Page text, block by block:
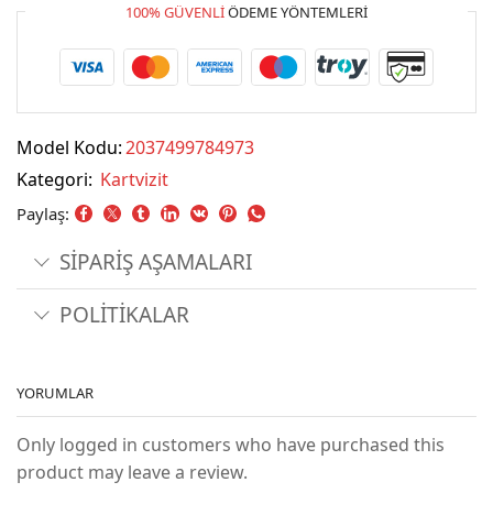
100% GÜVENLIÖDEME YÖNTEMLERI
Model Kodu:2037499784973
Kategori: Kartvizit
Paylaş:
SİPARİŞ AŞAMALARI
POLİTİKALAR
YORUMLAR
Only logged in customers who have purchased this
product may leave a review.